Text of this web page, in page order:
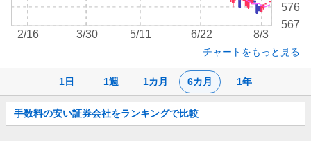
1日 1週 1カ月 6カ月 1年
567
576
2/16 3/30 5/11 6/22 8/3
チャートをもっと見る
お
知
手数料の安い証券会社をランキングで比較